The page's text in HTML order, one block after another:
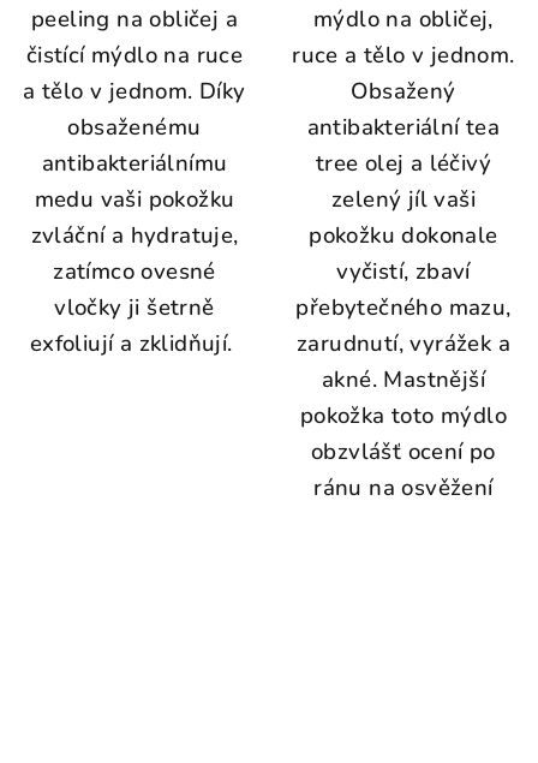
peeling na obličej a
čistící mýdlo na ruce
a tělo v jednom. Díky
obsaženému
antibakteriálnímu
medu vaši pokožku
zvláční a hydratuje,
zatímco ovesné
vločky ji šetrně
exfoliují a zklidňují.
mýdlo na obličej,
ruce a tělo v jednom.
Obsažený
antibakteriální tea
tree olej a léčivý
zelený jíl vaši
pokožku dokonale
vyčistí, zbaví
přebytečného mazu,
zarudnutí, vyrážek a
akné. Mastnější
pokožka toto mýdlo
obzvlášť ocení po
ránu na osvěžení